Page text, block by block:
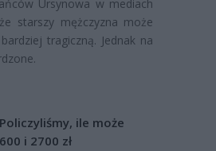
Ursynowa w mediach
starszy mężczyzna może
tragiczną. Jednak na
ile może
i 2700 zł